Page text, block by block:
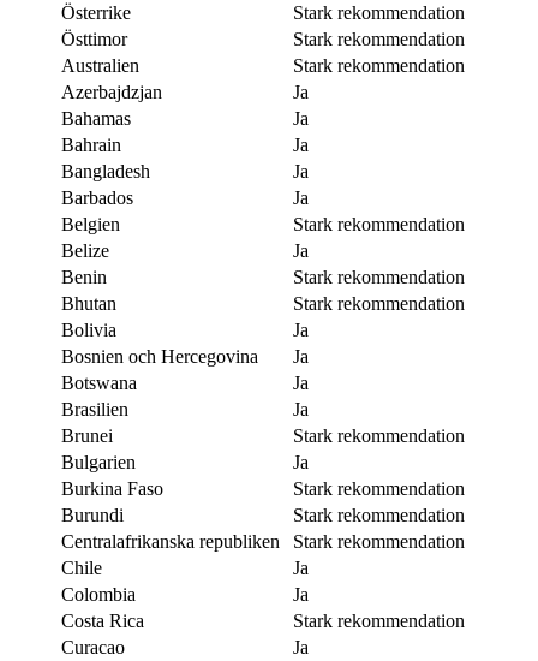
Österrike
Stark rekommendation
Östtimor
Stark rekommendation
Australien
Stark rekommendation
Azerbajdzjan
Ja
Bahamas
Ja
Bahrain
Ja
Bangladesh
Ja
Barbados
Ja
Belgien
Stark rekommendation
Belize
Ja
Benin
Stark rekommendation
Bhutan
Stark rekommendation
Bolivia
Ja
Bosnien och Hercegovina
Ja
Botswana
Ja
Brasilien
Ja
Brunei
Stark rekommendation
Bulgarien
Ja
Burkina Faso
Stark rekommendation
Burundi
Stark rekommendation
Centralafrikanska republiken
Stark rekommendation
Chile
Ja
Colombia
Ja
Costa Rica
Stark rekommendation
Curacao
Ja